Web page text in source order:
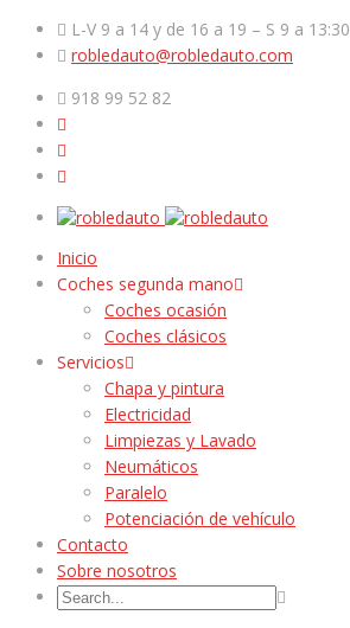
L-V 9 a 14 y de 16 a 19 – S 9 a 13:30
robledauto@robledauto.com
918 99 52 82
Inicio
Coches segunda mano
Coches ocasión
Coches clásicos
Servicios
Chapa y pintura
Electricidad
Limpiezas y Lavado
Neumáticos
Paralelo
Potenciación de vehículo
Contacto
Sobre nosotros